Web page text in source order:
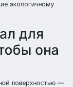
экологичному
для
она
поверхностью —